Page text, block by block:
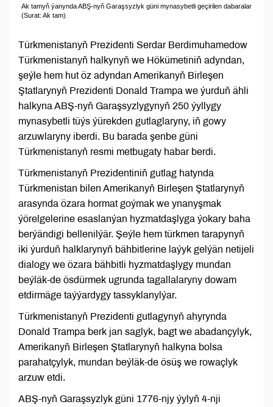
Ak tamyň ýanynda ABŞ-nyň Garaşsyzlyk güni mynasybetli geçirilen dabaralar
(Surat: Ak tam)
Türkmenistanyň Prezidenti Serdar Berdimuhamedow
Türkmenistanyň halkynyň we Hökümetiniň adyndan,
şeýle hem hut öz adyndan Amerikanyň Birleşen
Ştatlarynyň Prezidenti Donald Trampa we ýurduň ähli
halkyna ABŞ-nyň Garaşsyzlygynyň 250 ýyllygy
mynasybetli tüýs ýürekden gutlaglaryny, iň gowy
arzuwlaryny iberdi. Bu barada şenbe güni
Türkmenistanyň resmi metbugaty habar berdi.
Türkmenistanyň Prezidentiniň gutlag hatynda
Türkmenistan bilen Amerikanyň Birleşen Ştatlarynyň
arasynda özara hormat goýmak we ynanyşmak
ýörelgelerine esaslanýan hyzmatdaşlyga ýokary baha
berýändigi bellenilýär. Şeýle hem türkmen tarapynyň
iki ýurduň halklarynyň bähbitlerine laýyk gelýän netijeli
dialogy we özara bähbitli hyzmatdaşlygy mundan
beýläk-de ösdürmek ugrunda tagallalaryny dowam
etdirmäge taýýardygy tassyklanylýar.
Türkmenistanyň Prezidenti gutlagynyň ahyrynda
Donald Trampa berk jan saglyk, bagt we abadançylyk,
Amerikanyň Birleşen Ştatlarynyň halkyna bolsa
parahatçylyk, mundan beýläk-de ösüş we rowaçlyk
arzuw etdi.
ABŞ-nyň Garaşsyzlyk güni 1776-njy ýylyň 4-nji